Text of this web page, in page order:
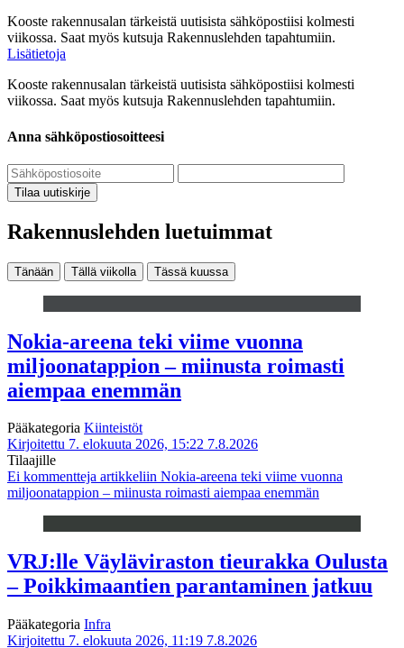
Kooste rakennusalan tärkeistä uutisista sähköpostiisi kolmesti
viikossa. Saat myös kutsuja Rakennuslehden tapahtumiin.
Lisätietoja
Kooste rakennusalan tärkeistä uutisista sähköpostiisi kolmesti
viikossa. Saat myös kutsuja Rakennuslehden tapahtumiin.
Anna sähköpostiosoitteesi
Tilaa uutiskirje
Rakennuslehden luetuimmat
Tänään Tällä viikolla Tässä kuussa
Nokia-areena teki viime vuonna
miljoonatappion – miinusta roimasti
aiempaa enemmän
Pääkategoria Kiinteistöt
Kirjoitettu 7. elokuuta 2026, 15:22 7.8.2026
Tilaajille
Ei kommentteja artikkeliin Nokia-areena teki viime vuonna
miljoonatappion – miinusta roimasti aiempaa enemmän
VRJ:lle Väyläviraston tieurakka Oulusta
– Poikkimaantien parantaminen jatkuu
Pääkategoria Infra
Kirjoitettu 7. elokuuta 2026, 11:19 7.8.2026